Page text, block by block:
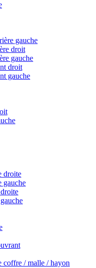
gauche
droit
gauche
droit
gauche
droite
gauche
coffre / malle / hayon